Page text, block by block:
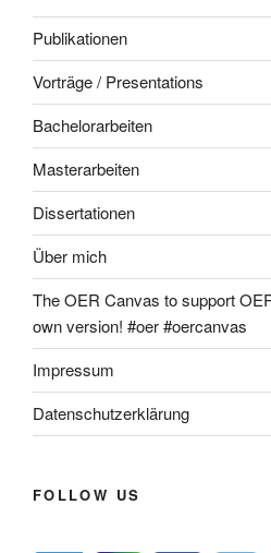
Publikationen
Vorträge / Presentations
Bachelorarbeiten
Masterarbeiten
Dissertationen
Über mich
The OER Canvas to support
own version! #oer #oercanvas
Impressum
Datenschutzerklärung
FOLLOW US